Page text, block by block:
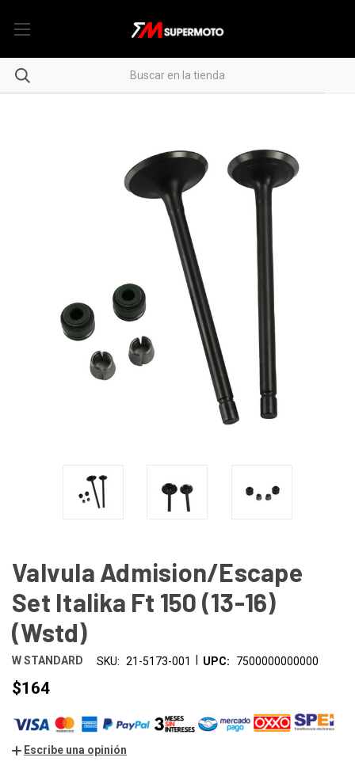
Valvula Admision/Escape
Set Italika Ft 150 (13-16)
(Wstd)
W STANDARD SKU: 21-5173-001 UPC: 7500000000000
$164
Escribe una opinión